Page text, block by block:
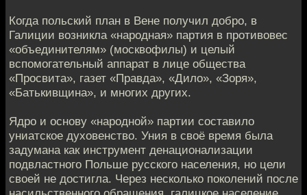
Когда польский план в Вене получил добро, в
Галиции возникла «народная» партия в противовес
«объединителям» (москвофилы) и целый
вспомогательный аппарат в лице общества
«Просвита», газет «Правда», «Дило», «Зоря»,
«Батькивщина», и многих других.
Ядро и основу «народной» партии составило
униатское духовенство. Уния в своё время была
задумана как инструмент денационализации
подвластного Польше русского населения, но цели
своей не достигла. Через несколько поколений после